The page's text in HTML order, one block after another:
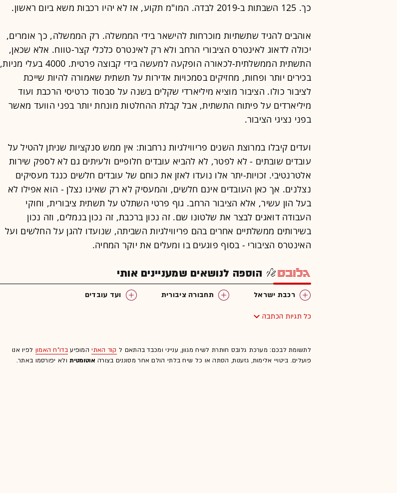
כך. 125 השבתות ב-2019 לבדה. המו"מ תקוע, אז לא יהיו רכבות משא ביום ראשון.
אוהבים להגיד שתשתיות מוכרחות להישאר בידי הממשלה. רק הממשלה, כך אומרים,
יכולה לדאוג לאינטרס הציבורי הרחב ולא רק לאינטרס כלכלי קצר-טווח. אלא שכאן,
התשתית הממשלתית-לכאורה הופקעה למעשה בידי קבוצה פרטית. 4000 בעלי מניות,
בכירים יותר ופחות, מחזיקים בסמכויות אדירות על תשתית שאמורה להיות שייכת
לציבור כולו. הציבור מוציא מיליארדי שקלים בשנה על סבסוד כרטיסי הרכבת ועוד
מיליארדים על פיתוח התשתית, אבל קבלת ההחלטות מונחת יותר בפני הוועד מאשר
בפני נציגי הציבור.
ועדים קיבלו במרוצת השנים פריווילגיות נרחבות: אין ממש סנקציות שניתן להטיל על
עובדים שובתים - לא לפטר, לא להביא עובדים חלופיים ולעיתים גם לא לספק שירות
אלטרנטיבי. זכויות-יתר אלו נועדו לאזן את כוחם של עובדים חלשים כנגד מעסיקים
נצלנים. אך כאן העובדים אינם חלשים, והמעסיק לא רק שאינו נצלן - הוא אפילו לא
בעל הון עשיר, אלא הציבור הרחב. גוף פרטי השתלט על תשתית ציבורית, וחוקי
העבודה דואגים לבצר את שלטונו שם. זה נכון ברכבת, זה נכון בנמלים, וזה נכון
בשירותים ממשלתיים אחרים בהם פריווילגיות השביתה, שנועדו להגן על החלשים ועל
האינטרס הציבורי - בסוף פוגעים בו ומעלים את יוקר המחיה.
הוספה לנושאים שמעניינים אותי
רכבת ישראל תחבורה ציבורית ועד עובדים
כל תגיות הכתבה
לתשומת לבכם: מערכת גלובס חותרת לשיח מגוון, ענייני ומכבד בהתאם ל קוד האתיהמופיעבדו"ח האמון לפיו אנו
פועלים. ביטויי אלימות, גזענות, הסתה או כל שיח בלתי הולם אחר מסוננים בצורה אוטומטיתולא יפורסמו באתר.